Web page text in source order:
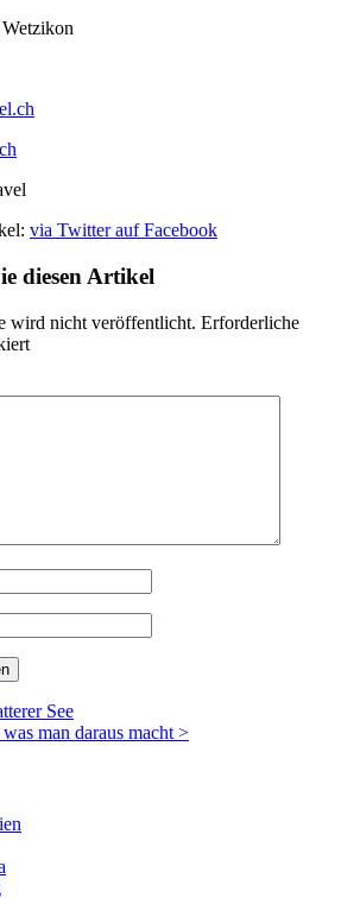
Wetzikon
via Twitter auf Facebook
diesen Artikel
wird nicht veröffentlicht. Erforderliche
See
man daraus macht >